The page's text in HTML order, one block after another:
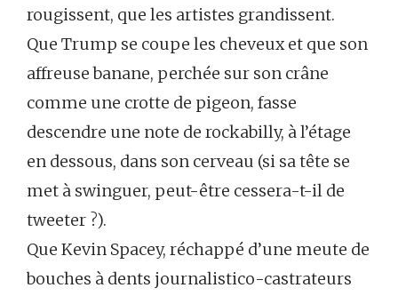
rougissent, que les artistes grandissent.
Que Trump se coupe les cheveux et que son
affreuse banane, perchée sur son crâne
comme une crotte de pigeon, fasse
descendre une note de rockabilly, à l’étage
en dessous, dans son cerveau (si sa tête se
met à swinguer, peut-être cessera-t-il de
tweeter ?).
Que Kevin Spacey, réchappé d’une meute de
bouches à dents journalistico-castrateurs